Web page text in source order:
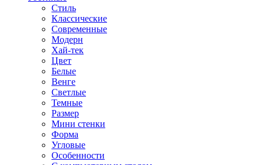
Стиль
Классические
Современные
Модерн
Хай-тек
Цвет
Белые
Венге
Светлые
Темные
Размер
Мини стенки
Форма
Угловые
Особенности